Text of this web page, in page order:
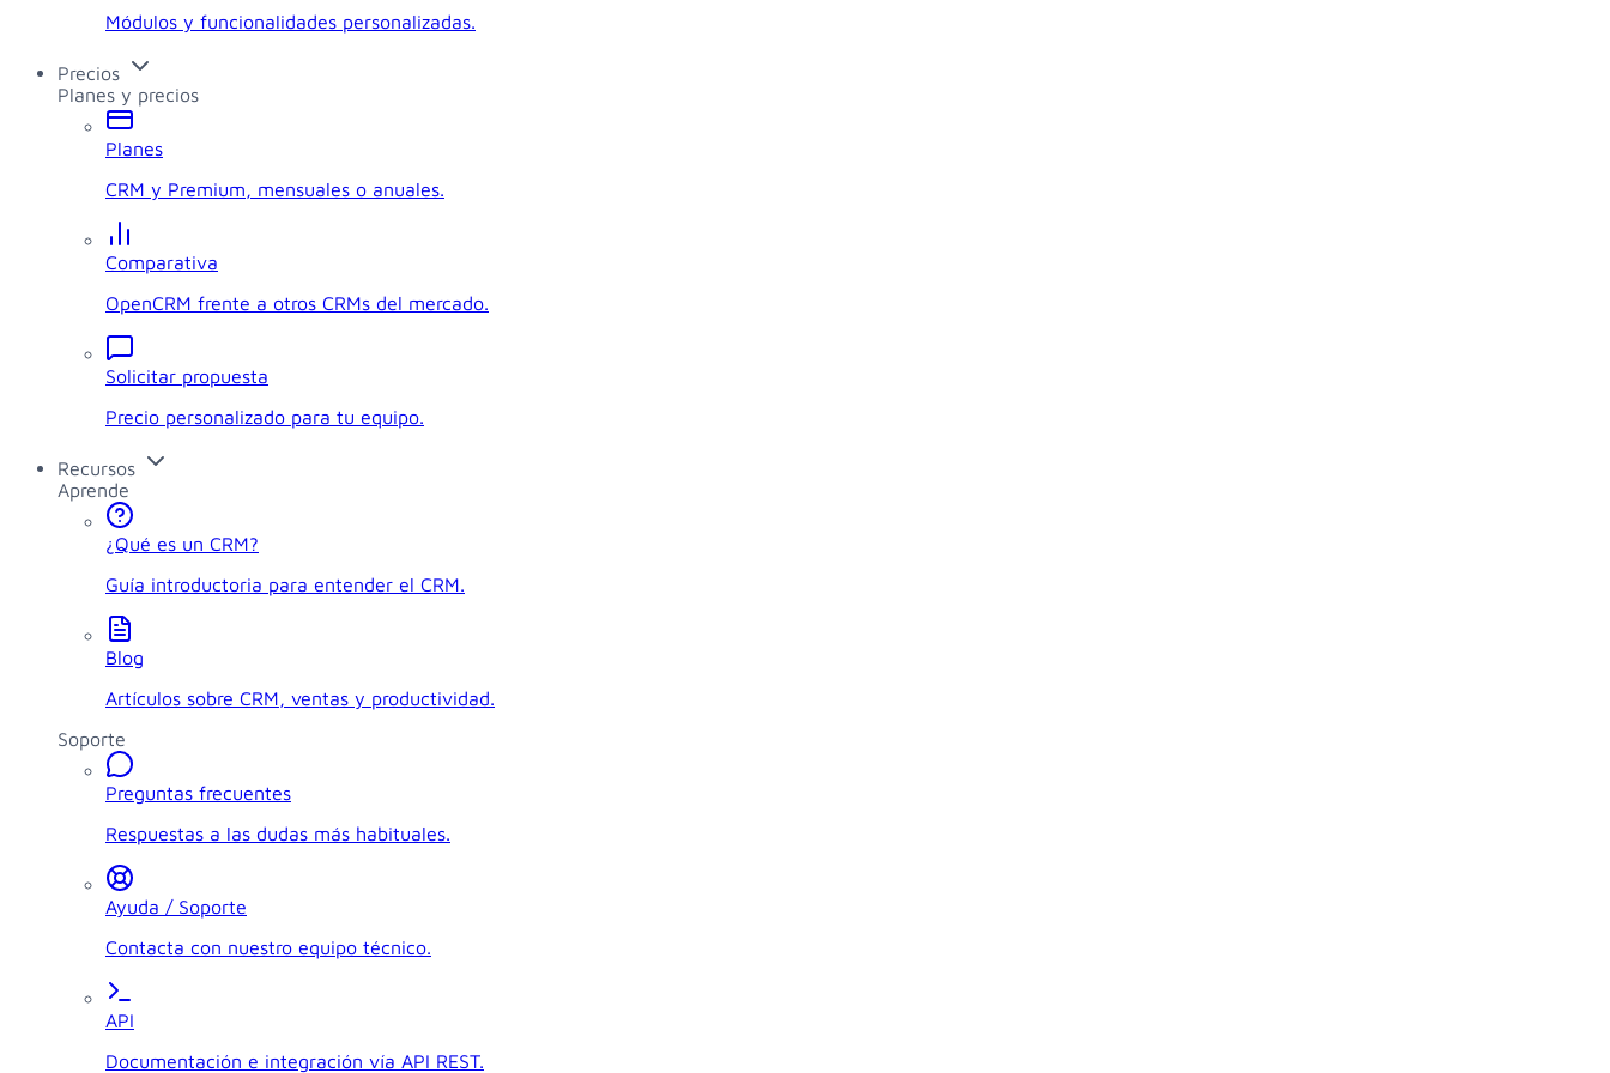
Módulos y funcionalidades personalizadas.
Precios
Planes y precios
Planes
CRM y Premium, mensuales o anuales.
Comparativa
OpenCRM frente a otros CRMs del mercado.
Solicitar propuesta
Precio personalizado para tu equipo.
Recursos
Aprende
¿Qué es un CRM?
Guía introductoria para entender el CRM.
Blog
Artículos sobre CRM, ventas y productividad.
Soporte
Preguntas frecuentes
Respuestas a las dudas más habituales.
Ayuda / Soporte
Contacta con nuestro equipo técnico.
API
Documentación e integración vía API REST.